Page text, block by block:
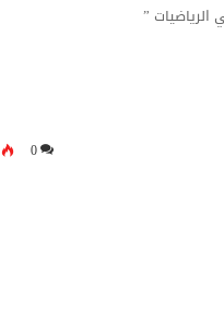
الرياضيات ”
0